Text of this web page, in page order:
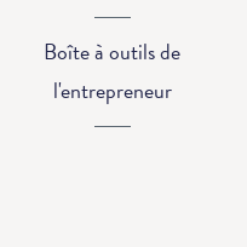
Boîte à outils de
l'entrepreneur